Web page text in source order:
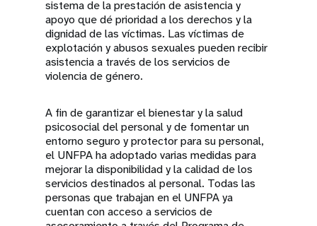
sistema de la prestación de asistencia y
apoyo que dé prioridad a los derechos y la
dignidad de las víctimas. Las víctimas de
explotación y abusos sexuales pueden recibir
asistencia a través de los servicios de
violencia de género.
A fin de garantizar el bienestar y la salud
psicosocial del personal y de fomentar un
entorno seguro y protector para su personal,
el UNFPA ha adoptado varias medidas para
mejorar la disponibilidad y la calidad de los
servicios destinados al personal. Todas las
personas que trabajan en el UNFPA ya
cuentan con acceso a servicios de